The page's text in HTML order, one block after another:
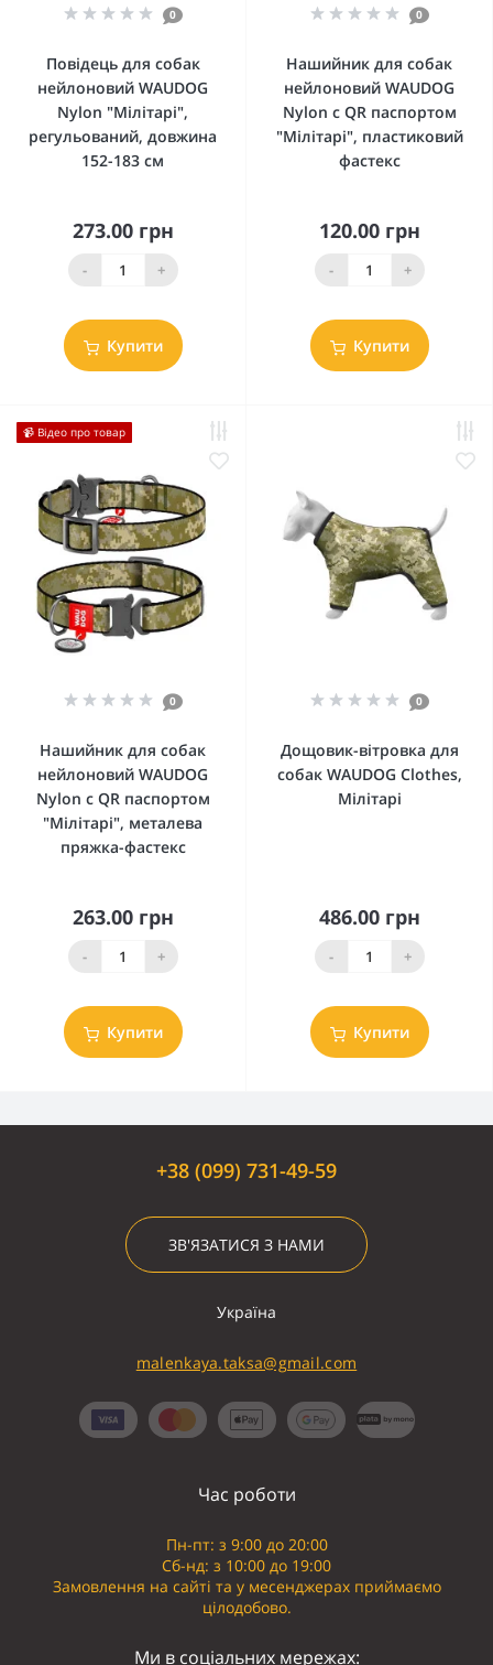
0
Повідець для собак
нейлоновий WAUDOG
Nylon "Мілітарі",
регульований, довжина
152-183 см
273.00 грн
- +
Купити
0
Нашийник для собак
нейлоновий WAUDOG
Nylon c QR паспортом
"Мілітарі", пластиковий
фастекс
120.00 грн
- +
Купити
📹 Відео про товар
0
Нашийник для собак
нейлоновий WAUDOG
Nylon c QR паспортом
"Мілітарі", металева
пряжка-фастекс
263.00 грн
- +
Купити
0
Дощовик-вітровка для
собак WAUDOG Clothes,
Мілітарі
486.00 грн
- +
Купити
+38 (099) 731-49-59
ЗВ'ЯЗАТИСЯ З НАМИ
Україна
malenkaya.taksa@gmail.com
Час роботи
Пн-пт: з 9:00 до 20:00
Сб-нд: з 10:00 до 19:00
Замовлення на сайті та у месенджерах приймаємо
цілодобово.
Ми в соціальних мережах: